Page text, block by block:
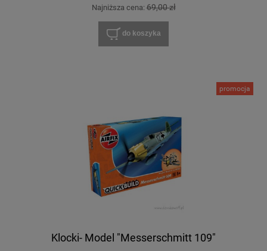
Najniższa cena:69,00 zł
do koszyka
Klocki- Model "Messerschmitt 109"
promocja